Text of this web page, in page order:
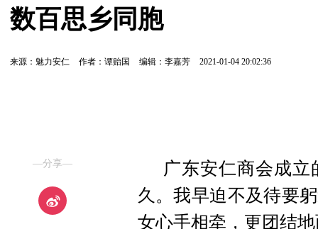
数百思乡同胞
来源：魅力安仁 作者：谭贻国 编辑：李嘉芳 2021-01-04 20:02:36
—分享—
广东安仁商会成
久。我早迫不及待要
女心手相牵，更团结